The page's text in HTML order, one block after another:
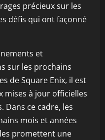
précieux sur les
défis qui ont façonné
et
sur les prochains
de Square Enix, il est
mises à jour officielles
Dans ce cadre, les
mois et années
promettent une